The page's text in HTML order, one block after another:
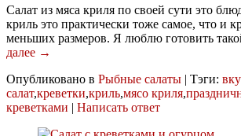
Салат из мяса криля по своей сути это
криль это практически тоже самое, что и
меньших размеров. Я люблю готовить
далее →
Опубликовано в Рыбные салаты | Тэги:
салат,креветки,криль,мясо криля,
креветками | Написать ответ